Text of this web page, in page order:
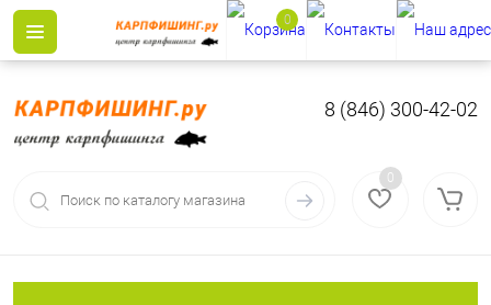
8 (846) 300-42-02
0
0